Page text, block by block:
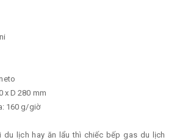
x D 280 mm
160 g/giờ
du lịch hay ăn lẩu thì chiếc bếp gas du lịch